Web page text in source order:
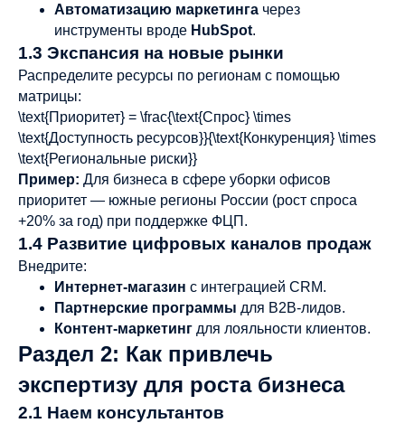
Автоматизацию маркетинга через
инструменты вроде HubSpot.
1.3 Экспансия на новые рынки
Распределите ресурсы по регионам с помощью
матрицы:
\text{Приоритет} = \frac{\text{Спрос} \times
\text{Доступность ресурсов}}{\text{Конкуренция} \times
\text{Региональные риски}}
Пример: Для бизнеса в сфере уборки офисов
приоритет — южные регионы России (рост спроса
+20% за год) при поддержке ФЦП.
1.4 Развитие цифровых каналов продаж
Внедрите:
Интернет-магазин с интеграцией CRM.
Партнерские программы для B2B-лидов.
Контент-маркетинг для лояльности клиентов.
Раздел 2: Как привлечь
экспертизу для роста бизнеса
2.1 Наем консультантов